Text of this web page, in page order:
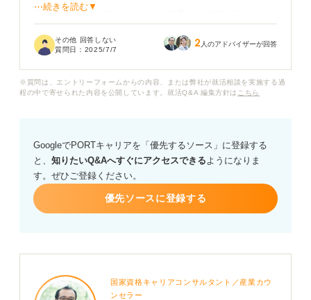
周りの友人はすでに社会人として働き始めているので、
までの期間にやっておくと良いことなど、何かアドバイ
⋯続きを読む▼
その他 回答しない
質問日： 2025/7/7 2 人のアドバイザーが回答
※質問は、エントリーフォームからの内容、または弊社が就活相談を実施する過
程の中で寄せられた内容を公開しています。就活Q&A 編集方針は こちら
GoogleでPORTキャリアを「優先するソース」に登録する
と、 知りたいQ&Aへすぐにアクセスできるようになりま
す。ぜひご登録ください。
優先ソースに登録する
国家資格キャリアコンサルタント／産業カウ
ンセラー